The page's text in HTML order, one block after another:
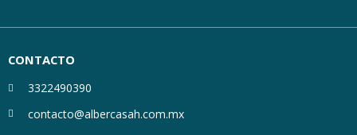
CONTACTO
3322490390
contacto@albercasah.com.mx